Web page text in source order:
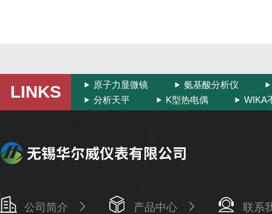
LINKS 原子力显微镜
氨基酸分析仪
分析天平
K型热电偶 WIKA
公司简介 产品中心 联系